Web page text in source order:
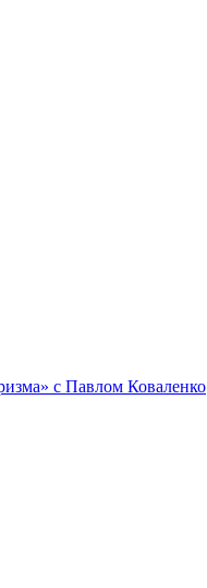
с Павлом Коваленко